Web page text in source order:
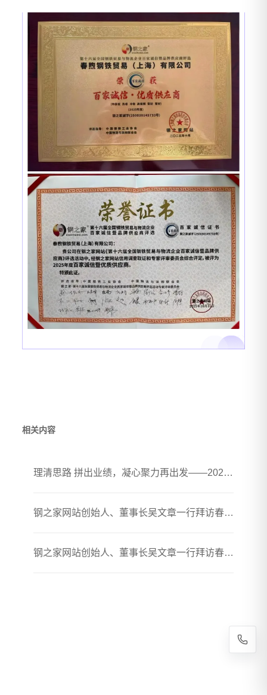
相关内容
理清思路 拼出业绩，凝心聚力再出发——2026年春煦年中会议暨团建活动圆满落幕
钢之家网站创始人、董事长吴文章一行拜访春煦钢铁胶州加工厂
钢之家网站创始人、董事长吴文章一行拜访春煦钢铁贸易（上海）有限公司